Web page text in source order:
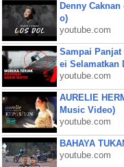
Denny
o)
youtube.com
Sampai Panjat
ei Selamatkan
youtube.com
AURELIE
Music Video)
youtube.com
BAHAYA
youtube.com